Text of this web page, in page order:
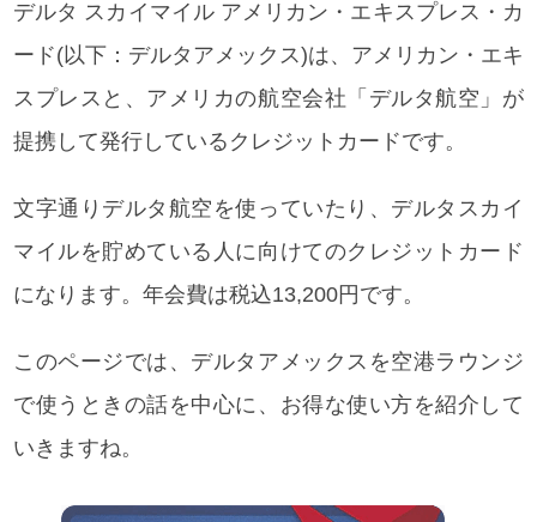
デルタ スカイマイル アメリカン・エキスプレス・カ
ード(以下：デルタアメックス)は、アメリカン・エキ
スプレスと、アメリカの航空会社「デルタ航空」が
提携して発行しているクレジットカードです。
文字通りデルタ航空を使っていたり、デルタスカイ
マイルを貯めている人に向けてのクレジットカード
になります。年会費は税込13,200円です。
このページでは、デルタアメックスを空港ラウンジ
で使うときの話を中心に、お得な使い方を紹介して
いきますね。